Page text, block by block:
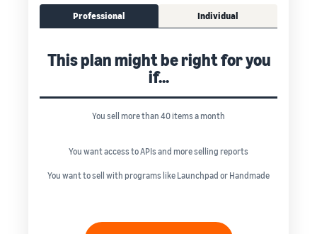
Professional Individual
This plan might be right for you
if...
You sell more than 40 items a month
You want access to APIs and more selling reports
You want to sell with programs like Launchpad or Handmade